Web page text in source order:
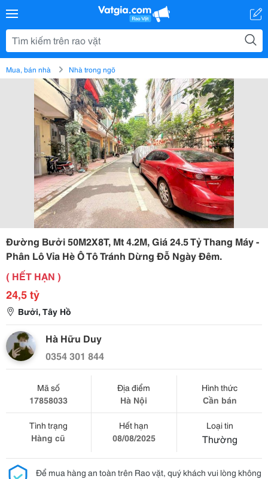
Mua, bán nhà Nhà trong ngõ
Đường Bưởi 50M2X8T, Mt 4.2M, Giá 24.5 Tỷ Thang Máy -
Phân Lô Vỉa Hè Ô Tô Tránh Dừng Đỗ Ngày Đêm.
( HẾT HẠN )
24,5 tỷ
Bưởi, Tây Hồ
Hà Hữu Duy
0354 301 844
Mã số
17858033
Địa điểm
Hà Nội
Hình thức
Cần bán
Tình trạng
Hàng cũ
Hết hạn
08/08/2025
Loại tin
Thường
Để mua hàng an toàn trên Rao vặt, quý khách vui lòng không